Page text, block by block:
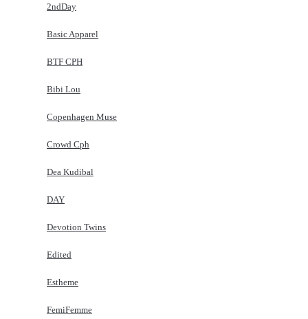
2ndDay
Basic Apparel
BTF CPH
Bibi Lou
Copenhagen Muse
Crowd Cph
Dea Kudibal
DAY
Devotion Twins
Edited
Estheme
FemiFemme